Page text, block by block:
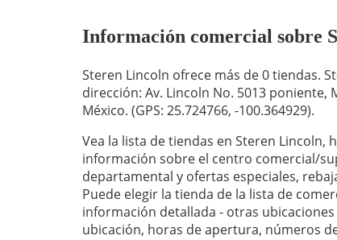
Información comercial sobre
Steren Lincoln ofrece más de 0 tiendas.
dirección: Av. Lincoln No. 5013 poniente,
México. (GPS: 25.724766, -100.364929).
Vea la lista de tiendas en Steren Lincoln,
información sobre el centro comercial/
departamental y ofertas especiales,
Puede elegir la tienda de la lista de
información detallada - otras
ubicación, horas de apertura, números